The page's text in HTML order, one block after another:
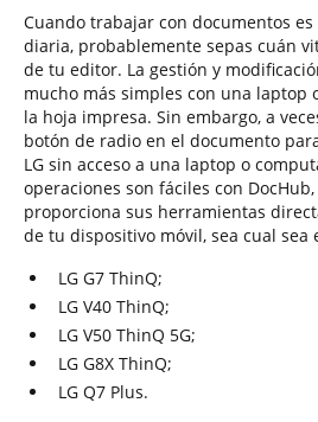
Cuando trabajar con documentos
diaria, probablemente sepas cuán
de tu editor. La gestión y
mucho más simples con una laptop
la hoja impresa. Sin embargo, a
botón de radio en el documento
LG sin acceso a una laptop o
operaciones son fáciles con
proporciona sus herramientas
de tu dispositivo móvil, sea cual sea
LG G7 ThinQ;
LG V40 ThinQ;
LG V50 ThinQ 5G;
LG G8X ThinQ;
LG Q7 Plus.